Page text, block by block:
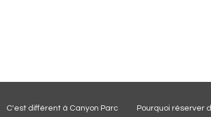
C'est différent à Canyon Parc Pourquoi réserver